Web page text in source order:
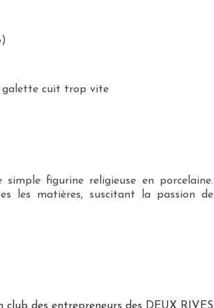
galette cuit trop vite
figurine religieuse en porcelaine.
les matières, suscitant la passion de
club des entrepreneurs des DEUX RIVES